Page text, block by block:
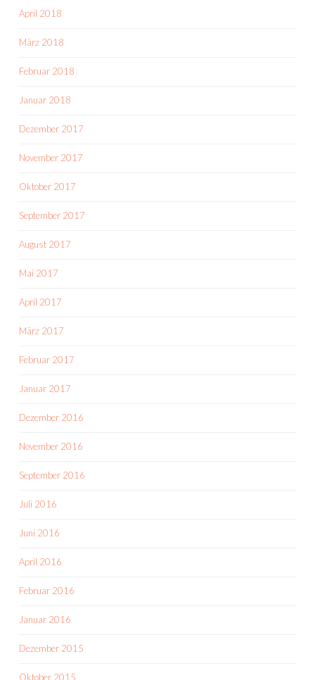
April 2018
März 2018
Februar 2018
Januar 2018
Dezember 2017
November 2017
Oktober 2017
September 2017
August 2017
Mai 2017
April 2017
März 2017
Februar 2017
Januar 2017
Dezember 2016
November 2016
September 2016
Juli 2016
Juni 2016
April 2016
Februar 2016
Januar 2016
Dezember 2015
Oktober 2015